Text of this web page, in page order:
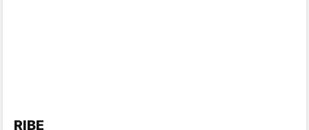
RIBE